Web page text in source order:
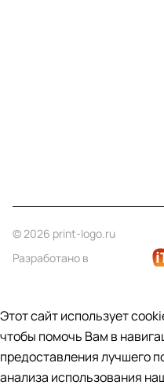
© 2026 print-logo.ru
Разработано в
Этот сайт использует
чтобы помочь Вам в
предоставления лучшего
анализа использования